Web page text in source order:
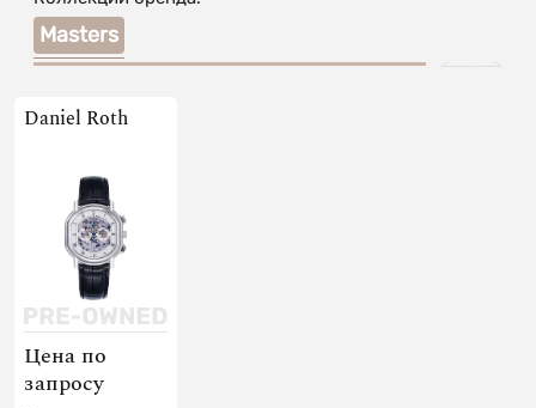
Masters
Daniel Roth
Цена по
запросу